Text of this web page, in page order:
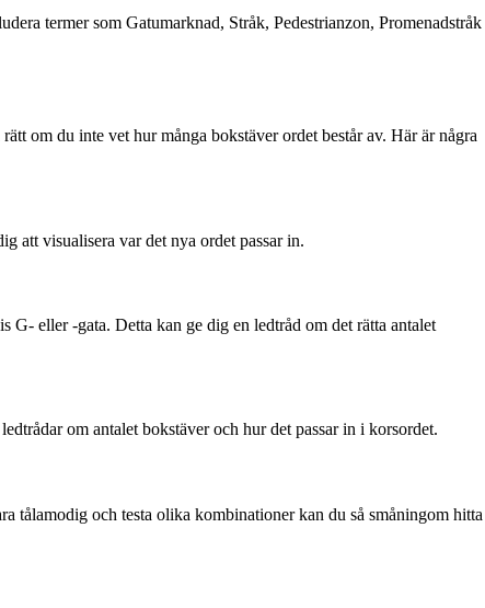
termer som Gatumarknad, Stråk, Pedestrianzon, Promenadstråk
om du inte vet hur många bokstäver ordet består av. Här är några
att visualisera var det nya ordet passar in.
G- eller -gata. Detta kan ge dig en ledtråd om det rätta antalet
om antalet bokstäver och hur det passar in i korsordet.
tålamodig och testa olika kombinationer kan du så småningom hitta